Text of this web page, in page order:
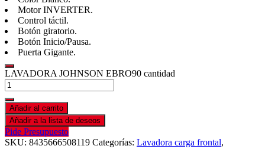
Motor INVERTER.
Control táctil.
Botón giratorio.
Botón Inicio/Pausa.
Puerta Gigante.
LAVADORA JOHNSON EBRO90 cantidad
Añadir al carrito
Añadir a la lista de deseos
Pide Presupuesto
SKU: 8435666508119 Categorías: Lavadora carga frontal,